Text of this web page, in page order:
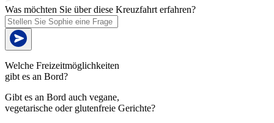
Was möchten Sie über diese Kreuzfahrt erfahren?
Welche Freizeitmöglichkeiten
gibt es an Bord?
Gibt es an Bord auch vegane,
vegetarische oder glutenfreie Gerichte?